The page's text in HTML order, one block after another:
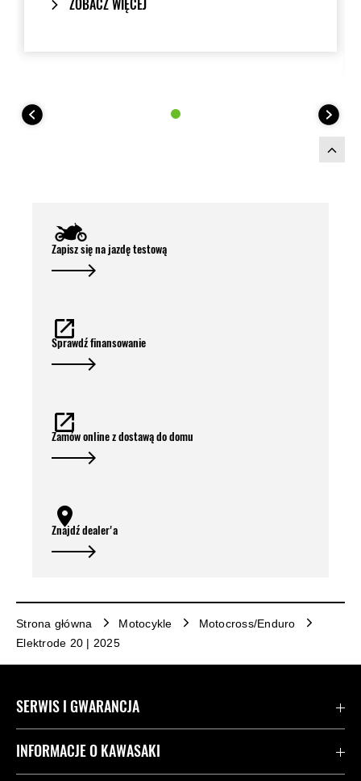
ZOBACZ WIĘCEJ
Zapisz się na jazdę testową
Sprawdź finansowanie
Zamów online z dostawą do domu
Znajdź dealer'a
Strona główna Motocykle
Motocross/Enduro
Elektrode 20 | 2025
SERWIS I GWARANCJA
Kontakt
INFORMACJE O KAWASAKI